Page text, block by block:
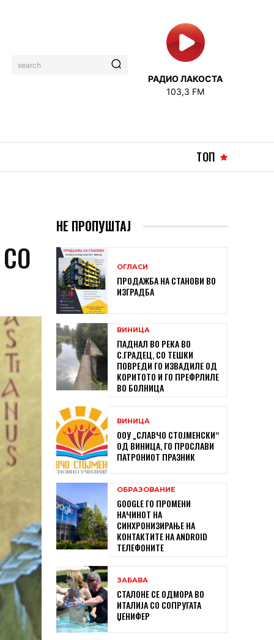
search
РАДИО ЛАКОСТА
103,3 FM
ТОП
НЕ ПРОПУШТАЈ
ОГЛАСИ
ПРОДАЖБА НА СТАНОВИ ВО
ИЗГРАДБА
ВИНИЦА
ПАДНАЛ ВО РЕКА ВО
С.ГРАДЕЦ, СО ТЕШКИ
ПОВРЕДИ ГО ИЗВАДИЛЕ ОД
КОРИТОТО И ГО ПРЕФРЛИЛЕ
ВО БОЛНИЦА
ВИНИЦА
ООУ „СЛАВЧО СТОЈМЕНСКИ“
ОД ВИНИЦА, ГО ПРОСЛАВИ
ПАТРОНИОТ ПРАЗНИК
ОБРАЗОВАНИЕ
GOOGLE ГО ПРОМЕНИ
НАЧИНОТ НА
СИНХРОНИЗИРАЊЕ НА
КОНТАКТИТЕ НА ANDROID
ТЕЛЕФОНИТЕ
ЗАБАВА
СТАЛОНЕ СЕ ОДМОРА ВО
ИТАЛИЈА СО СОПРУГАТА
ЏЕНИФЕР